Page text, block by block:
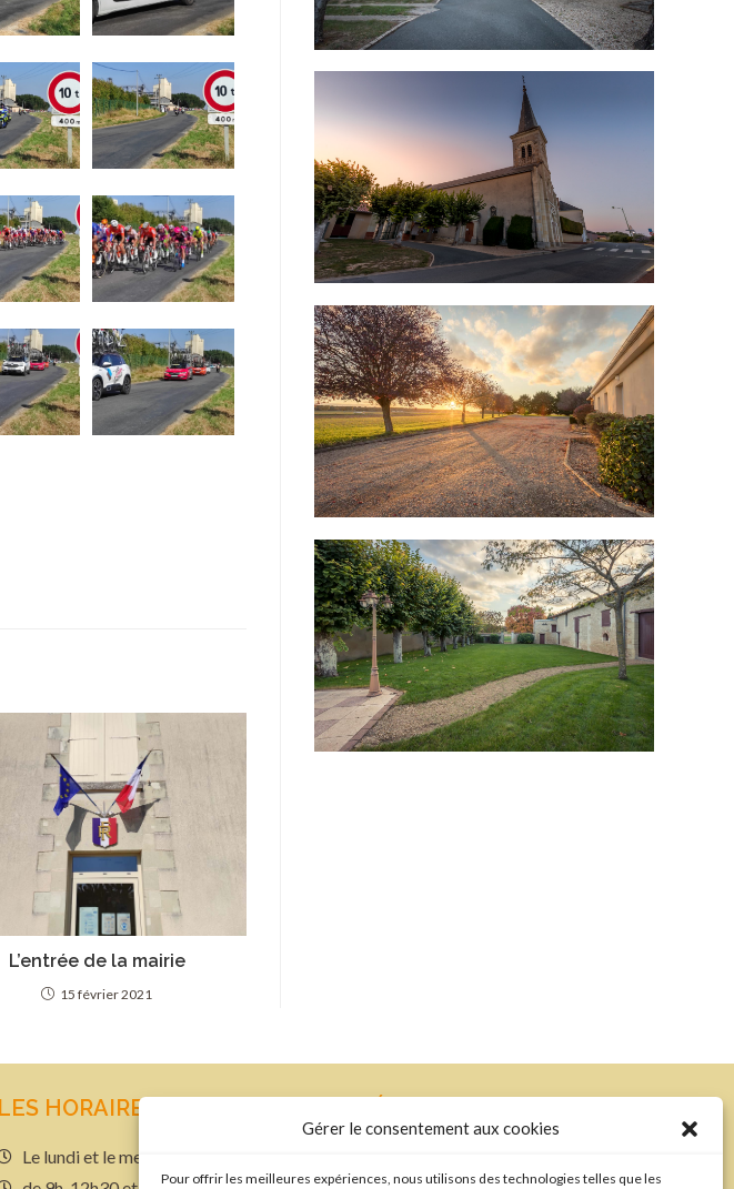
Gérer le consentement aux cookies
Pour offrir les meilleures expériences, nous utilisons des technologies telles que les
L’entrée de la mairie
15 février 2021
LES HORAIRES
Le lundi et le mercredi